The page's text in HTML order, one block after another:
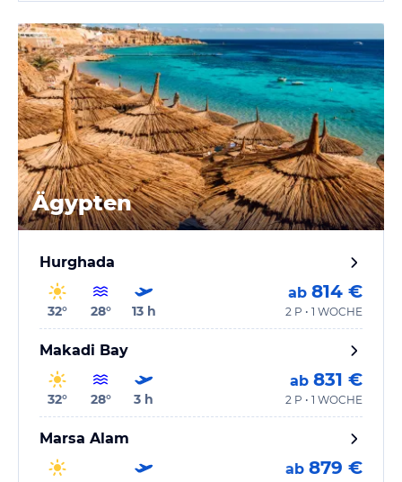
Ägypten
Hurghada
32° 28° 13h
ab 814 €
2 P • 1 WOCHE
Makadi Bay
32° 28° 3 h
ab 831 €
2 P • 1 WOCHE
Marsa Alam
ab 879 €